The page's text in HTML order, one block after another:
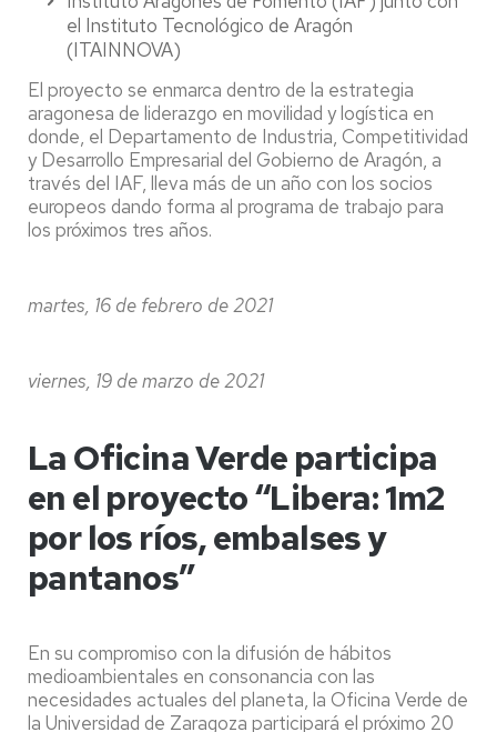
el Instituto Tecnológico de Aragón
(ITAINNOVA)
El proyecto se enmarca dentro de la estrategia
aragonesa de liderazgo en movilidad y logística en
donde, el Departamento de Industria, Competitividad
y Desarrollo Empresarial del Gobierno de Aragón, a
través del IAF, lleva más de un año con los socios
europeos dando forma al programa de trabajo para
los próximos tres años.
martes, 16 de febrero de 2021
viernes, 19 de marzo de 2021
La Oficina Verde participa
en el proyecto “Libera: 1m2
por los ríos, embalses y
pantanos”
En su compromiso con la difusión de hábitos
medioambientales en consonancia con las
necesidades actuales del planeta, la Oficina Verde de
la Universidad de Zaragoza participará el próximo 20